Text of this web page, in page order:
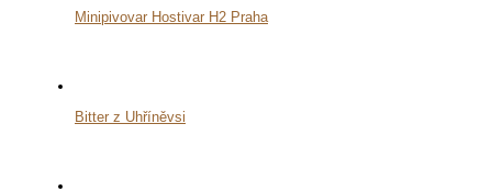
Minipivovar Hostivar H2 Praha
Bitter z Uhříněvsi